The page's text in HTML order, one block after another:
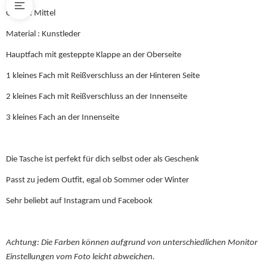
Größe : Mittel
Material : Kunstleder
Hauptfach mit gesteppte Klappe an der Oberseite
1 kleines Fach mit Reißverschluss an der Hinteren Seite
2 kleines Fach mit Reißverschluss an der Innenseite
3 kleines Fach an der Innenseite
Die Tasche ist perfekt für dich selbst oder als Geschenk
Passt zu jedem Outfit, egal ob Sommer oder Winter
Sehr beliebt auf Instagram und Facebook
Achtung: Die Farben können aufgrund von unterschiedlichen Monitor
Einstellungen vom Foto leicht abweichen.